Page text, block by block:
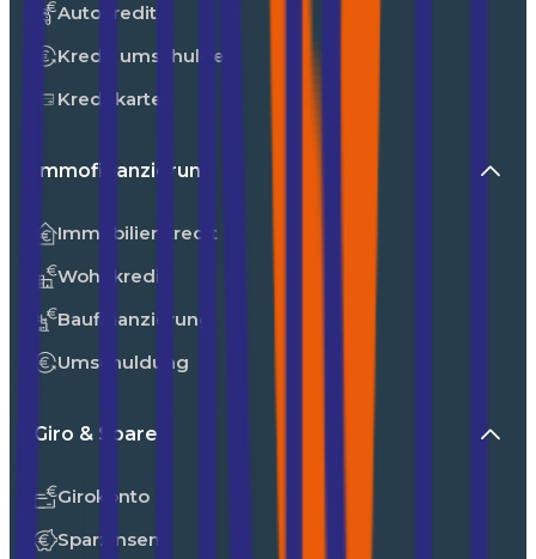
Autokredit
Kredit umschulden
Kreditkarte
Immofinanzierung
Immobilienkredit
Wohnkredit
Baufinanzierung
Umschuldung
Giro & Sparen
Girokonto
Sparzinsen